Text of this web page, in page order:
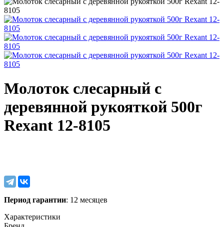
Молоток слесарный с
деревянной рукояткой 500г
Rexant 12-8105
Период гарантии: 12 месяцев
Характеристики